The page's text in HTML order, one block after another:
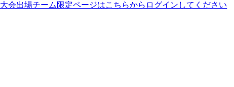
大会出場チーム限定ページはこちらからログインしてください